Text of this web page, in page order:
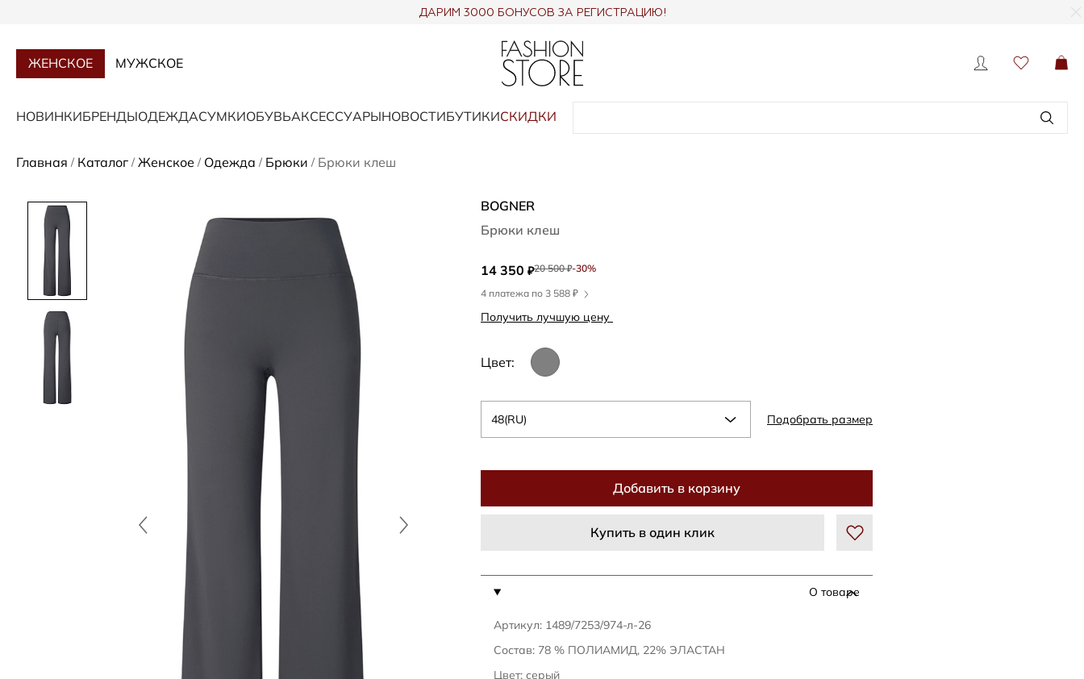
ДАРИМ 3000 БОНУСОВ ЗА РЕГИСТРАЦИЮ!
ЖЕНСКОЕ МУЖСКОЕ
НОВИНКИБРЕНДЫОДЕЖДАСУМКИОБУВЬАКСЕССУАРЫНОВОСТИБУТИКИСКИДКИ
Главная / Каталог / Женское / Одежда / Брюки / Брюки клеш
BOGNER
Брюки клеш
14 350 ₽20 500₽-30%
4 платежа по 3 588 ₽
Получить лучшую цену
Цвет:
48(RU) Подобрать размер
Добавить в корзину
Купить в один клик
О товаре
Артикул: 1489/7253/974-л-26
Состав: 78 % ПОЛИАМИД, 22% ЭЛАСТАН
Цвет: серый